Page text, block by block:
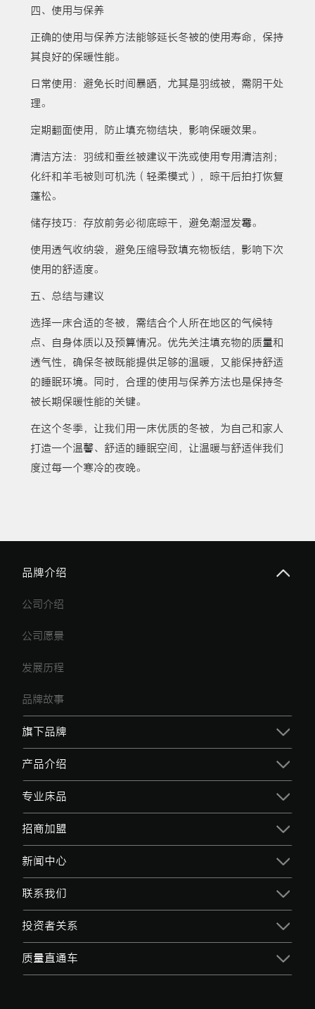
四、使用与保养
正确的使用与保养方法能够延长冬被的使用寿命，保持
其良好的保暖性能。
日常使用：避免长时间暴晒，尤其是羽绒被，需阴干处
理。
定期翻面使用，防止填充物结块，影响保暖效果。
清洁方法：羽绒和蚕丝被建议干洗或使用专用清洁剂；
化纤和羊毛被则可机洗（轻柔模式），晾干后拍打恢复
蓬松。
储存技巧：存放前务必彻底晾干，避免潮湿发霉。
使用透气收纳袋，避免压缩导致填充物板结，影响下次
使用的舒适度。
五、总结与建议
选择一床合适的冬被，需结合个人所在地区的气候特
点、自身体质以及预算情况。优先关注填充物的质量和
透气性，确保冬被既能提供足够的温暖，又能保持舒适
的睡眠环境。同时，合理的使用与保养方法也是保持冬
被长期保暖性能的关键。
在这个冬季，让我们用一床优质的冬被，为自己和家人
打造一个温馨、舒适的睡眠空间，让温暖与舒适伴我们
度过每一个寒冷的夜晚。
品牌介绍
公司介绍
公司愿景
发展历程
品牌故事
旗下品牌
产品介绍
专业床品
招商加盟
新闻中心
联系我们
投资者关系
质量直通车